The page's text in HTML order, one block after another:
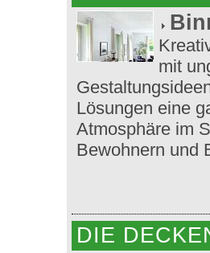
mit
Lösungen eine
Atmosphäre im
Bewohnern und
DIE